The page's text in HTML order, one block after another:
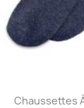

Chaussettes